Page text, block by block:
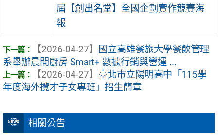
相關公告
屆【創出名堂】全國企劃實作競賽海
報
【2026-04-27】
國立高雄餐旅大學餐飲管理
系舉辦晨間廚房 Smart+ 數據行銷與營運 ...
【2026-04-27】 臺北市立陽明高中「115學
年度海外攬才子女專班」招生簡章